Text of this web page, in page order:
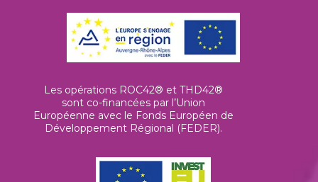
Les opérations ROC42® et THD42®
sont co-financées par l’Union
Européenne avec le Fonds Européen de
Développement Régional (FEDER).